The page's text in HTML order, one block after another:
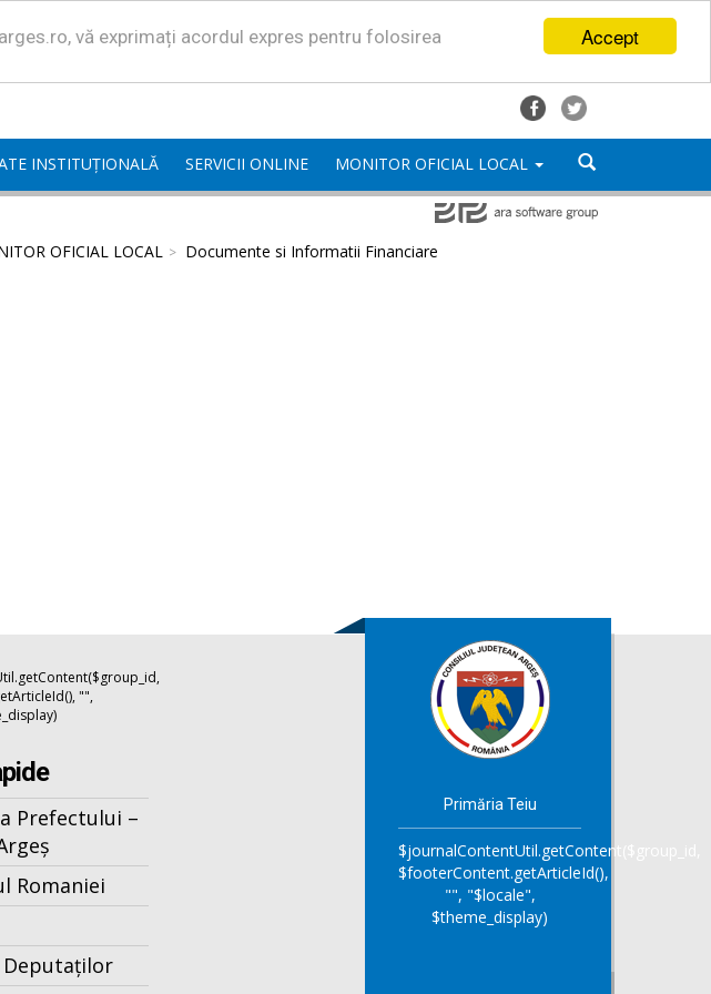
Accept
vă exprimați acordul expres pentru folosirea
INSTITUȚIONALĂ SERVICII ONLINE MONITOR OFICIAL LOCAL
OFICIAL LOCAL Documente si Informatii Financiare
"",
Prefectului –
Romaniei
Deputaților
Primăria Teiu
$journalContentUtil.getContent($group_id,
$footerContent.getArticleId(),
"", "$locale",
$theme_display)